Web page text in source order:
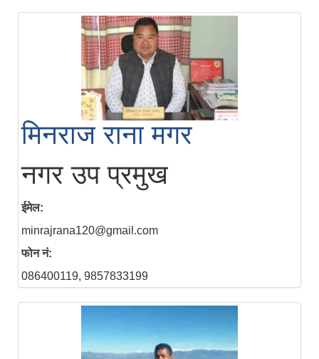
मिनराज राना मगर
नगर उप प्रमुख
ईमेल:
minrajrana120@gmail.com
फोन नं:
086400119, 9857833199